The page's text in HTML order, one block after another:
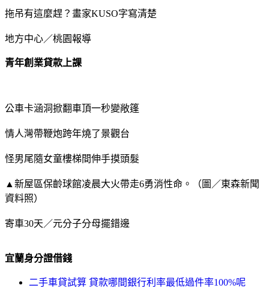
拖吊有這麼趕？畫家KUSO字寫清楚
地方中心／桃園報導
青年創業貸款上課
公車卡涵洞掀翻車頂一秒變敞篷
情人灣帶鞭炮跨年燒了景觀台
怪男尾隨女童樓梯間伸手摸頭髮
▲新屋區保齡球館凌晨大火帶走6勇消性命。（圖／東森新聞
資料照）
寄車30天／元分子分母擺錯邊
宜蘭身分證借錢
二手車貸試算 貸款哪間銀行利率最低過件率100%呢